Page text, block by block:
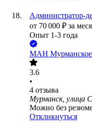
Администратор-
от 70 000 ₽ за
Опыт 1-3 года
МАН Мурманское
3.6
•
4 отзыва
Мурманск, улица
Можно без
Откликнуться